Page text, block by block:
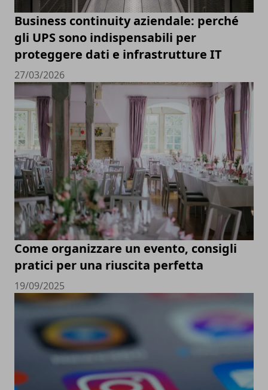
Business continuity aziendale: perché
gli UPS sono indispensabili per
proteggere dati e infrastrutture IT
27/03/2026
Come organizzare un evento, consigli
pratici per una riuscita perfetta
19/09/2025